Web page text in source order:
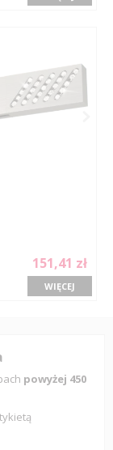
151,41 zł
WIĘCEJ
powyżej 450